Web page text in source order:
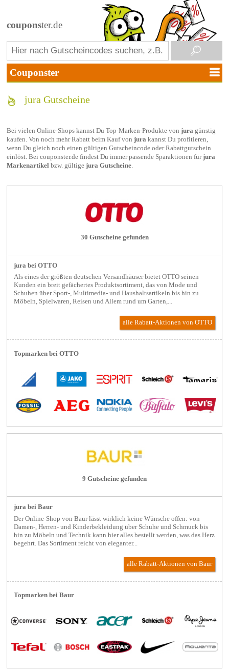
couponster.de
jura Gutscheine
Bei vielen Online-Shops kannst Du Top-Marken-Produkte von jura günstig
kaufen. Von noch mehr Rabatt beim Kauf von jura kannst Du profitieren,
wenn Du gleich noch einen gültigen Gutscheincode oder Rabattgutschein
einlöst. Bei couponster.de findest Du immer passende Sparaktionen fürjura
Markenartikelbzw. gültige jura Gutscheine.
30 Gutscheine gefunden
jura bei OTTO
Als eines der größten deutschen Versandhäuser bietet OTTO seinen
Kunden ein breit gefächertes Produktsortiment, das von Mode und
Schuhen über Sport-, Multimedia- und Haushaltsartikeln bis hin zu
Möbeln, Spielwaren, Reisen und Allem rund um Garten,...
alle Rabatt-Aktionenvon OTTO
Topmarken bei OTTO
9 Gutscheine gefunden
jura bei Baur
Der Online-Shop von Baur lässt wirklich keine Wünsche offen: von
Damen-, Herren- und Kinderbekleidung über Schuhe und Schmuck bis
hin zu Möbeln und Technik kann hier alles bestellt werden, was das Herz
begehrt. Das Sortiment reicht von eleganter...
alle Rabatt-Aktionenvon Baur
Topmarken bei Baur